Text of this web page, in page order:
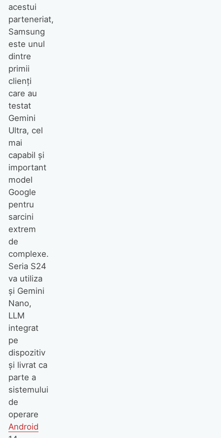
acestui
parteneriat,
Samsung
este unul
dintre
primii
clienți
care au
testat
Gemini
Ultra, cel
mai
capabil și
important
model
Google
pentru
sarcini
extrem
de
complexe.
Seria S24
va utiliza
și Gemini
Nano,
LLM
integrat
pe
dispozitiv
și livrat ca
parte a
sistemului
de
operare
Android